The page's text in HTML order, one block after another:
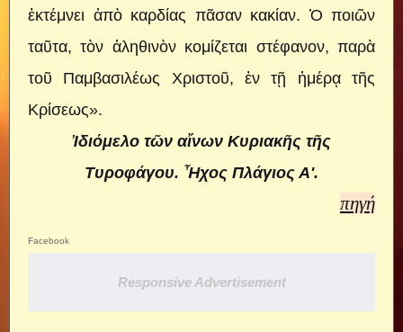
ἐκτέμνει ἀπὸ καρδίας πᾶσαν κακίαν. Ὁ ποιῶν
ταῦτα, τὸν ἀληθινὸν κομίζεται στέφανον, παρὰ
τοῦ Παμβασιλέως Χριστοῦ, ἐν τῇ ἡμέρᾳ τῆς
Κρίσεως».
Ἰδιόμελο τῶν αἴνων Κυριακῆς τῆς
Τυροφάγου. Ἦχος Πλάγιος Α'.
πηγή
Facebook
Responsive Advertisement